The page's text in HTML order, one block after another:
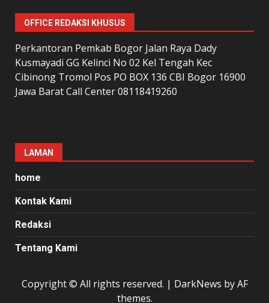
OFFICE REDAKSI KHUSUS
Perkantoran Pemkab Bogor Jalan Raya Dady
Kusmayadi GG Kelinci No 02 Kel Tengah Kec
Cibinong Tromol Pos PO BOX 136 CBI Bogor 16900
Jawa Barat Call Center 08118419260
LAMAN
home
Kontak Kami
Redaksi
Tentang Kami
Copyright © All rights reserved. | DarkNews by AF
themes.